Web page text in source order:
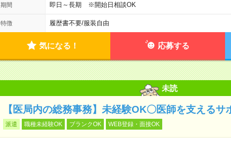
期間 即日～長期 ※開始日相談OK
特徴 履歴書不要/服装自由
気になる！ 応募する
未読
【医局内の総務事務】未経験OK〇医師を支える
派遣 職種未経験OK ブランクOK WEB登録・面接OK